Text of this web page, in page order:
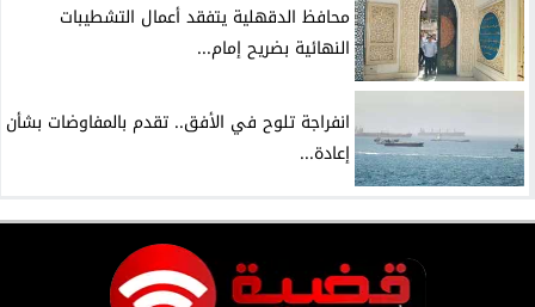
محافظ الدقهلية يتفقد أعمال التشطيبات
النهائية بضريح إمام...
انفراجة تلوح في الأفق.. تقدم بالمفاوضات بشأن
إعادة...